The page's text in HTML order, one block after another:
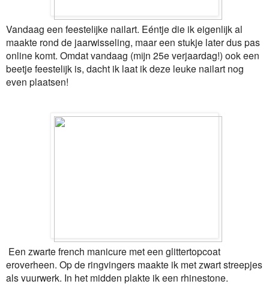
Vandaag een feestelijke nailart. Eéntje die ik eigenlijk al
maakte rond de jaarwisseling, maar een stukje later dus pas
online komt. Omdat vandaag (mijn 25e verjaardag!) ook een
beetje feestelijk is, dacht ik laat ik deze leuke nailart nog
even plaatsen!
Een zwarte french manicure met een glittertopcoat
eroverheen. Op de ringvingers maakte ik met zwart streepjes
als vuurwerk. In het midden plakte ik een rhinestone.